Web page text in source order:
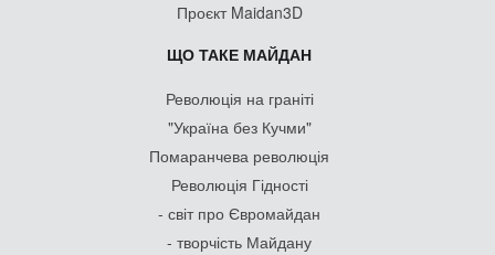
Проєкт Maidan3D
ЩО ТАКЕ МАЙДАН
Революція на граніті
"Україна без Кучми"
Помаранчева революція
Революція Гідності
- світ про Євромайдан
- творчість Майдану